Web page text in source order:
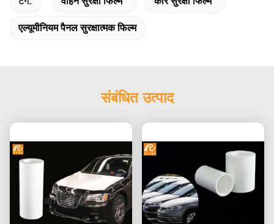
एल्यूमीनियम पैनल सुरक्षात्मक फिल्म
संबंधित उत्पाद